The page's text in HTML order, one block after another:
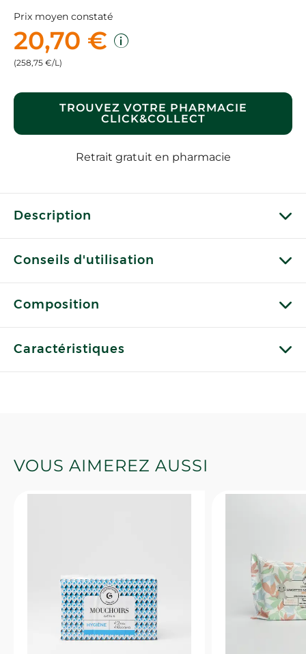
Prix moyen constaté
20,70 €
(258,75 €/L)
TROUVEZ VOTRE PHARMACIE
CLICK&COLLECT
Retrait gratuit en pharmacie
Description
Conseils d'utilisation
Composition
Caractéristiques
VOUS AIMEREZ AUSSI